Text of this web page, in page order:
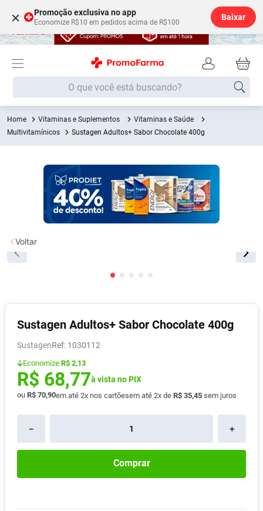
× Promoção exclusiva no app
Economize R$10 em pedidos acima de R$100
Baixar
O que você está buscando?
Vitaminas e Suplementos
Vitaminas e Saúde
Multivitamínicos
Sustagen Adultos+ Sabor Chocolate 400g
Sustagen Adultos+ Sabor Chocolate 400g
Sustagen : 1030112
Economize R$ 2,13
R$ 68,77à vista no PIX
ou R$ 70,90em até 2x nos cartõesem até 2x de R$ 35,45 sem juros
＋
－
Comprar
Voltar
Termos mais buscados
1º Fralda
Lenço Umedecido
Medley
Fralda Xg
Fralda G
6